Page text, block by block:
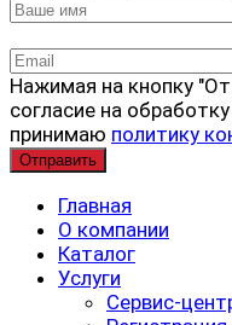
Нажимая на кнопку
согласие на
принимаю политику
Главная
О компании
Каталог
Услуги
Сервис-